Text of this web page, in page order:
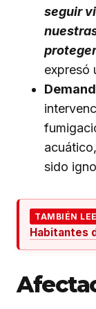
seguir
expresó
sido
TAMBIÉN
Habitantes